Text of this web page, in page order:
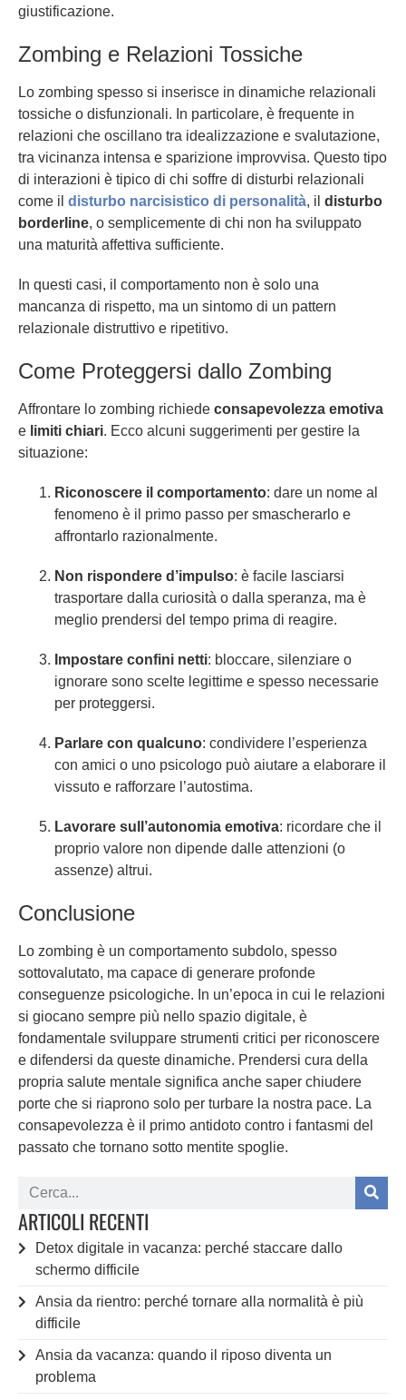
giustificazione.
Zombing e Relazioni Tossiche
Lo zombing spesso si inserisce in dinamiche relazionali
tossiche o disfunzionali. In particolare, è frequente in
relazioni che oscillano tra idealizzazione e svalutazione,
tra vicinanza intensa e sparizione improvvisa. Questo tipo
di interazioni è tipico di chi soffre di disturbi relazionali
come il disturbo narcisistico di personalità, il disturbo
borderline, o semplicemente di chi non ha sviluppato
una maturità affettiva sufficiente.
In questi casi, il comportamento non è solo una
mancanza di rispetto, ma un sintomo di un pattern
relazionale distruttivo e ripetitivo.
Come Proteggersi dallo Zombing
Affrontare lo zombing richiede consapevolezza emotiva
e limiti chiari. Ecco alcuni suggerimenti per gestire la
situazione:
Riconoscere il comportamento: dare un nome al
fenomeno è il primo passo per smascherarlo e
affrontarlo razionalmente.
Non rispondere d’impulso: è facile lasciarsi
trasportare dalla curiosità o dalla speranza, ma è
meglio prendersi del tempo prima di reagire.
Impostare confini netti: bloccare, silenziare o
ignorare sono scelte legittime e spesso necessarie
per proteggersi.
Parlare con qualcuno: condividere l’esperienza
con amici o uno psicologo può aiutare a elaborare il
vissuto e rafforzare l’autostima.
Lavorare sull’autonomia emotiva: ricordare che il
proprio valore non dipende dalle attenzioni (o
assenze) altrui.
Conclusione
Lo zombing è un comportamento subdolo, spesso
sottovalutato, ma capace di generare profonde
conseguenze psicologiche. In un’epoca in cui le relazioni
si giocano sempre più nello spazio digitale, è
fondamentale sviluppare strumenti critici per riconoscere
e difendersi da queste dinamiche. Prendersi cura della
propria salute mentale significa anche saper chiudere
porte che si riaprono solo per turbare la nostra pace. La
consapevolezza è il primo antidoto contro i fantasmi del
passato che tornano sotto mentite spoglie.
ARTICOLI RECENTI
Detox digitale in vacanza: perché staccare dallo
schermo difficile
Ansia da rientro: perché tornare alla normalità è più
difficile
Ansia da vacanza: quando il riposo diventa un
problema